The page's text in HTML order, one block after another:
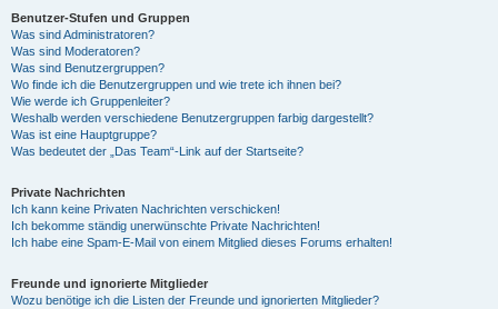
Benutzer-Stufen und Gruppen
Was sind Administratoren?
Was sind Moderatoren?
Was sind Benutzergruppen?
Wo finde ich die Benutzergruppen und wie trete ich ihnen bei?
Wie werde ich Gruppenleiter?
Weshalb werden verschiedene Benutzergruppen farbig dargestellt?
Was ist eine Hauptgruppe?
Was bedeutet der „Das Team“-Link auf der Startseite?
Private Nachrichten
Ich kann keine Privaten Nachrichten verschicken!
Ich bekomme ständig unerwünschte Private Nachrichten!
Ich habe eine Spam-E-Mail von einem Mitglied dieses Forums erhalten!
Freunde und ignorierte Mitglieder
Wozu benötige ich die Listen der Freunde und ignorierten Mitglieder?